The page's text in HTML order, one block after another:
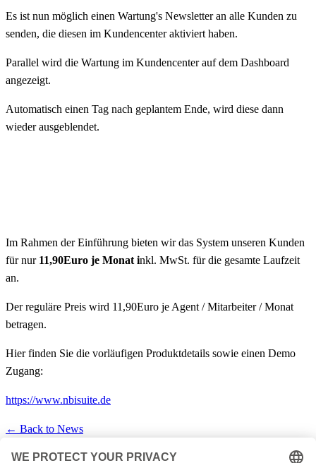
Es ist nun möglich einen Wartung's Newsletter an alle Kunden zu
senden, die diesen im Kundencenter aktiviert haben.
Parallel wird die Wartung im Kundencenter auf dem Dashboard
angezeigt.
Automatisch einen Tag nach geplantem Ende, wird diese dann
wieder ausgeblendet.
Im Rahmen der Einführung bieten wir das System unseren Kunden
für nur11,90Euro je Monat inkl. MwSt. für die gesamte Laufzeit
an.
Der reguläre Preis wird 11,90Euro je Agent / Mitarbeiter / Monat
betragen.
Hier finden Sie die vorläufigen Produktdetails sowie einen Demo
Zugang:
https://www.nbisuite.de
← Back to News